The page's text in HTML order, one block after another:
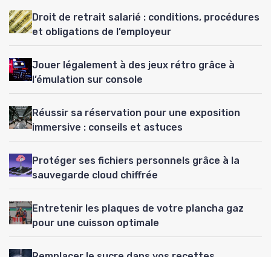
Droit de retrait salarié : conditions, procédures
et obligations de l’employeur
Jouer légalement à des jeux rétro grâce à
l’émulation sur console
Réussir sa réservation pour une exposition
immersive : conseils et astuces
Protéger ses fichiers personnels grâce à la
sauvegarde cloud chiffrée
Entretenir les plaques de votre plancha gaz
pour une cuisson optimale